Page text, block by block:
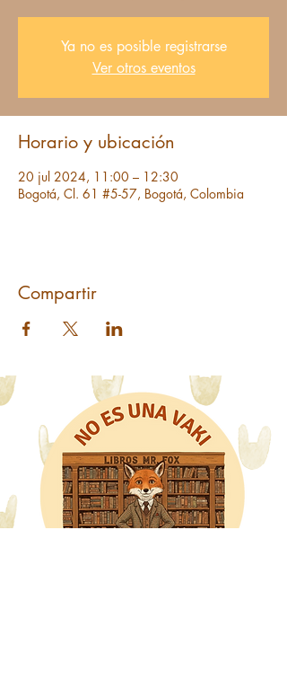
Ya no es posible registrarse
Ver otros eventos
Horario y ubicación
20 jul 2024, 11:00 – 12:30
Bogotá, Cl. 61 #5-57, Bogotá, Colombia
Compartir